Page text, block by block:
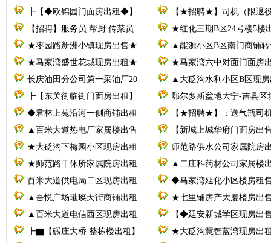
┣【◆欧锦园门面房出租◆】
【★招聘★】司机（限退
【招聘】服务员 帮厨 传菜员
★红化三期B区24号楼5楼
★枣园路新洲小镇现房出售★
▲能源小区B区南门商铺
★马家湾盛世花城现房出租★
★马家湾六中对面门面房
长庆油田分公司第一采油厂20
▲大砭沟水利小区B区现
┣【东关街临街门面房出租】
鄂尔多斯盆地大宁-吉县区
◆君林上苑沿河一侧商铺出租
【★招聘★】：送气瓶司
▲百米大道热电厂家属楼出售
【新城上城华府门面房出
★大砭沟下梅园小区现房出租
师范路供水公司家属院房
★师范路干休所家属院房出租
▲二庄科药材公司家属楼
百米大道供电局二区现房出租
◆马家湾延化小区楼房租
▲吾悦广场璀璨天街商铺出租
★七里铺房产大厦楼房出
▲百米大道电信西区现房出租
【◆延安新城学区现房出
┣▇【碾庄大桥 整栋楼出租】
★大砭沟慧智蓝湾现房出